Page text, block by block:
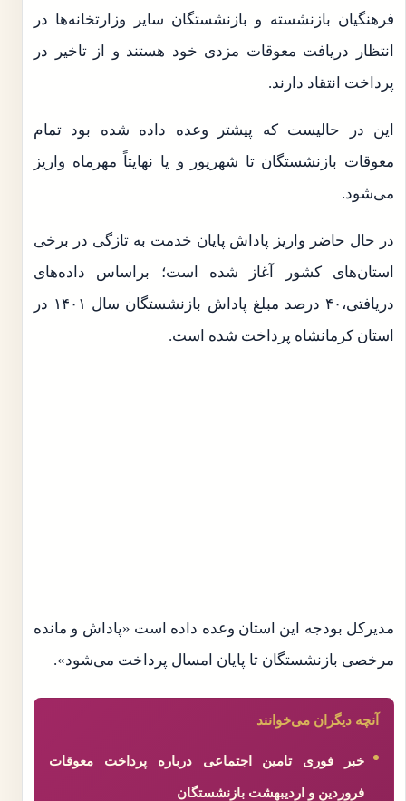
فرهنگیان بازنشسته و بازنشستگان سایر وزارتخانه‌ها در
انتظار دریافت معوقات مزدی خود هستند و از تاخیر در
پرداخت انتقاد دارند.
این در حالیست که پیشتر وعده داده شده بود تمام
معوقات بازنشستگان تا شهریور و یا نهایتاً مهرماه واریز
می‌شود.
در حال حاضر واریز پاداش پایان خدمت به تازگی در برخی
استان‌های کشور آغاز شده است؛ براساس داده‌های
دریافتی،۴۰ درصد مبلغ پاداش بازنشستگان سال ۱۴۰۱ در
استان کرمانشاه پرداخت شده است.
مدیرکل بودجه این استان وعده داده است «پاداش و مانده
مرخصی بازنشستگان تا پایان امسال پرداخت می‌شود».
آنچه دیگران می‌خوانند
خبر فوری تامین اجتماعی درباره پرداخت معوقات
فروردین و اردیبهشت بازنشستگان